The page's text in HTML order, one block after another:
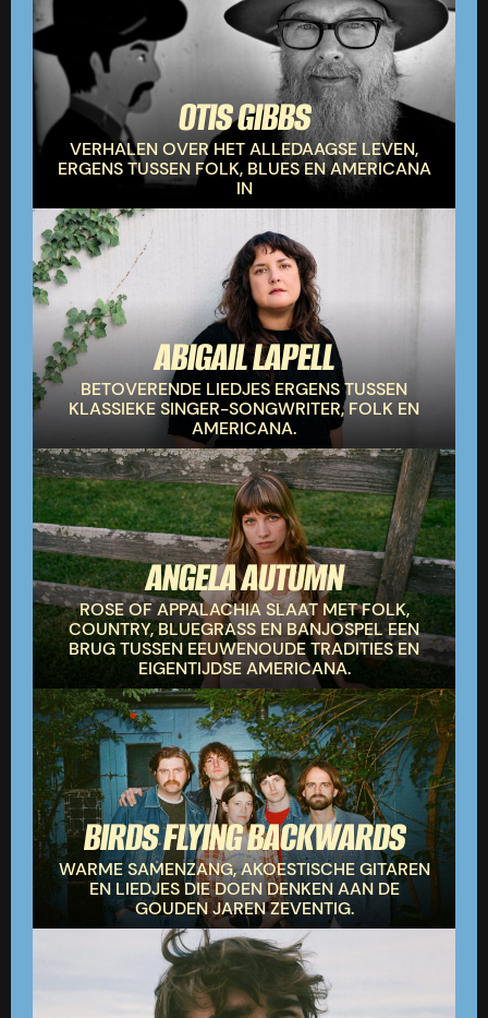
OTIS GIBBS
VERHALEN OVER HET ALLEDAAGSE LEVEN,
ERGENS TUSSEN FOLK, BLUES EN AMERICANA
IN
ABIGAIL LAPELL
BETOVERENDE LIEDJES ERGENS TUSSEN
KLASSIEKE SINGER-SONGWRITER, FOLK EN
AMERICANA.
ANGELA AUTUMN
ROSE OF APPALACHIA SLAAT MET FOLK,
COUNTRY, BLUEGRASS EN BANJOSPEL EEN
BRUG TUSSEN EEUWENOUDE TRADITIES EN
EIGENTIJDSE AMERICANA.
BIRDS FLYING BACKWARDS
WARME SAMENZANG, AKOESTISCHE GITAREN
EN LIEDJES DIE DOEN DENKEN AAN DE
GOUDEN JAREN ZEVENTIG.